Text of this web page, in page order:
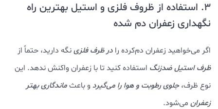
3. استفاده از ظروف فلزی و استیل بهترین راه
نگهداری زعفران دم شده
اگر می‌خواهید زعفران دم‌کرده را در ظرف فلزینگه دارید، حتماً از
ظرف استیل ضدزنگ استفاده کنید تا با زعفران واکنش ندهد. این
نوع ظرف،جلوی رطوبت و هوا را می‌گیرد و باعثماندگاری بهتر
زعفران می‌شود.